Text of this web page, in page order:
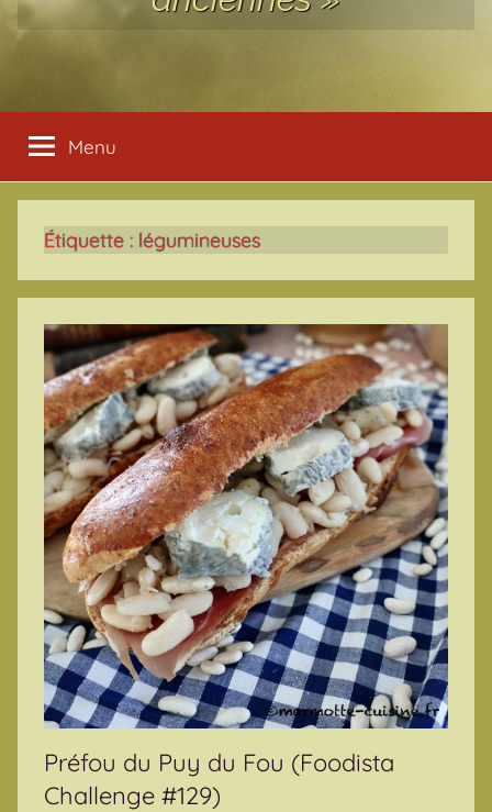
Menu
Étiquette : légumineuses
Préfou du Puy du Fou (Foodista
Challenge #129)